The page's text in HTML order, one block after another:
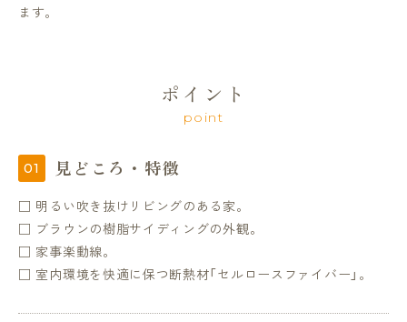
ます。
ポイント
point
見どころ・特徴
□ 明るい吹き抜けリビングのある家。
□ ブラウンの樹脂サイディングの外観。
□ 家事楽動線。
□ 室内環境を快適に保つ断熱材「セルロースファイバー」。